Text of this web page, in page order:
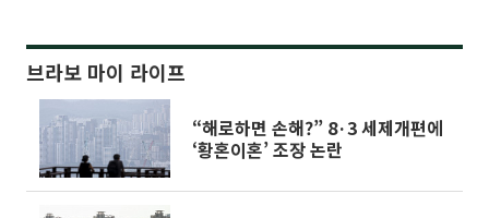
브라보 마이 라이프
“해로하면 손해?” 8·3 세제개편에
‘황혼이혼’ 조장 논란